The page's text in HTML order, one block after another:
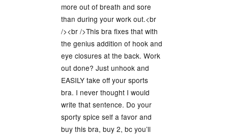
more out of breath and sore
than during your work out.<br
/><br />This bra fixes that with
the genius addition of hook and
eye closures at the back. Work
out done? Just unhook and
EASILY take off your sports
bra. I never thought I would
write that sentence. Do your
sporty spice self a favor and
buy this bra, buy 2, bc you’ll